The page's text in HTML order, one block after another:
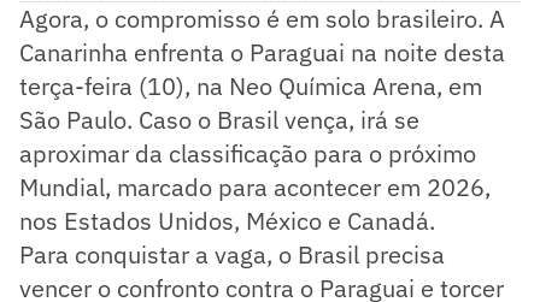
Agora, o compromisso é em solo brasileiro. A
Canarinha enfrenta o Paraguai na noite desta
terça-feira (10), na Neo Química Arena, em
São Paulo. Caso o Brasil vença, irá se
aproximar da classificação para o próximo
Mundial, marcado para acontecer em 2026,
nos Estados Unidos, México e Canadá.
Para conquistar a vaga, o Brasil precisa
vencer o confronto contra o Paraguai e torcer